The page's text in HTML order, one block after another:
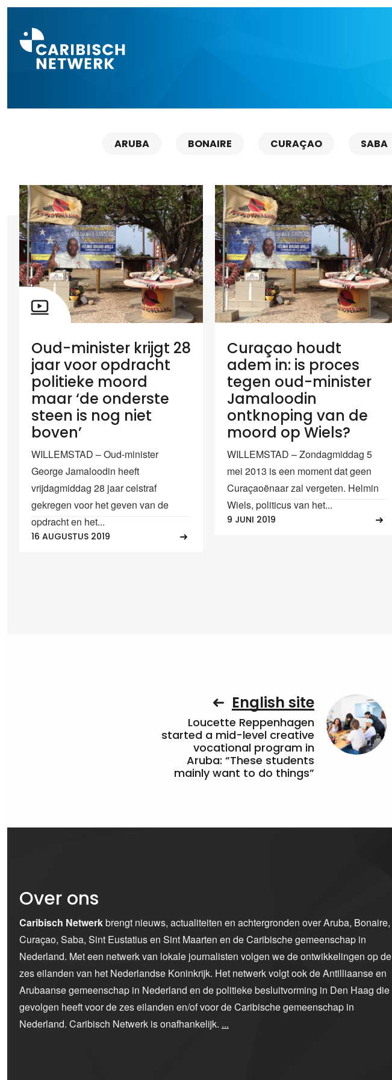
ARUBA BONAIRE CURAÇAO SABA
Oud-minister krijgt 28
jaar voor opdracht
politieke moord
maar ‘de onderste
steen is nog niet
boven’
WILLEMSTAD – Oud-minister
George Jamaloodin heeft
vrijdagmiddag 28 jaar celstraf
gekregen voor het geven van de
opdracht en het...
16 AUGUSTUS 2019
Curaçao houdt
adem in: is proces
tegen oud-minister
Jamaloodin
ontknoping van de
moord op Wiels?
WILLEMSTAD – Zondagmiddag 5
mei 2013 is een moment dat geen
Curaçaoënaar zal vergeten. Helmin
Wiels, politicus van het...
9 JUNI 2019
English site
Loucette Reppenhagen
started a mid-level creative
vocational program in
Aruba: “These students
mainly want to do things”
Over ons
Caribisch Netwerkbrengt nieuws, actualiteiten en achtergronden over Aruba, Bonaire,
Curaçao, Saba, Sint Eustatius en Sint Maarten en de Caribische gemeenschap in
Nederland. Met een netwerk van lokale journalisten volgen we de ontwikkelingen op de
zes eilanden van het Nederlandse Koninkrijk. Het netwerk volgt ook de Antilliaanse en
Arubaanse gemeenschap in Nederland en de politieke besluitvorming in Den Haag die
gevolgen heeft voor de zes eilanden en/of voor de Caribische gemeenschap in
Nederland. Caribisch Netwerk is onafhankelijk. ...